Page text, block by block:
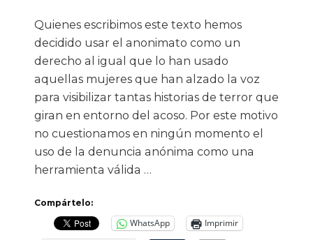
Quienes escribimos este texto hemos
decidido usar el anonimato como un
derecho al igual que lo han usado
aquellas mujeres que han alzado la voz
para visibilizar tantas historias de terror que
giran en entorno del acoso. Por este motivo
no cuestionamos en ningún momento el
uso de la denuncia anónima como una
herramienta válida …
Compártelo:
WhatsApp
Imprimir